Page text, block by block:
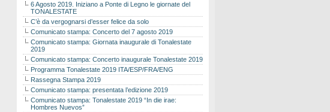
6 Agosto 2019. Iniziano a Ponte di Legno le giornate del
TONALESTATE
C’è da vergognarsi d’esser felice da solo
Comunicato stampa: Concerto del 7 agosto 2019
Comunicato stampa: Giornata inaugurale di Tonalestate
2019
Comunicato stampa: Concerto inaugurale Tonalestate 2019
Programma Tonalestate 2019 ITA/ESP/FRA/ENG
Rassegna Stampa 2019
Comunicato stampa: presentata l’edizione 2019
Comunicato stampa: Tonalestate 2019 “In die irae:
Hombres Nuevos”